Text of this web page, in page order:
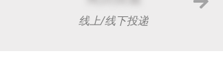
线上/线下投递